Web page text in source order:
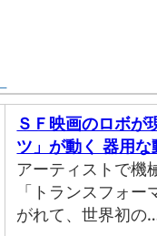
ＳＦ映画のロボが
ツ」が動く 器用
アーティストで機
「トランスフォ
がれて、世界初の